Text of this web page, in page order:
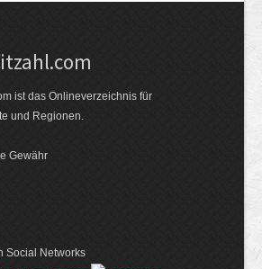
ist das Onlineverzeichnis für
und Regionen.
Gewähr
Social Networks